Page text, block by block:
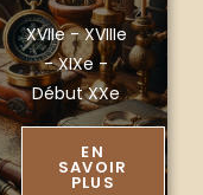
XVIIe - XVIIIe
- XIXe -
Début XXe
EN
SAVOIR
PLUS